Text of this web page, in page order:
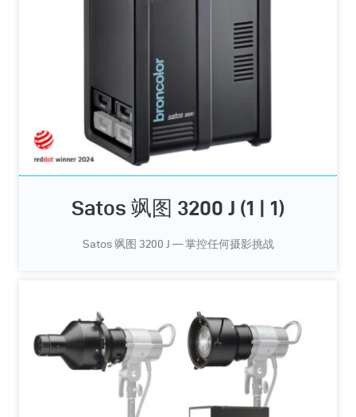
Satos 飒图 3200 J (1 | 1)
Satos 飒图 3200 J — 掌控任何摄影挑战